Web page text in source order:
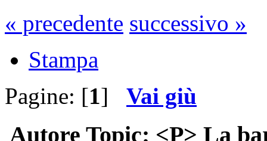
« precedente successivo »
Stampa
Pagine: [1] Vai giù
Autore Topic: <P> La